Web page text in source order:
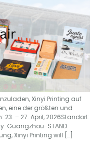
Xinyi Printing auf
eine der größten und
23. – 27. April, 2026Standort:
Guangzhou-STAND:
Xinyi Printing will […]